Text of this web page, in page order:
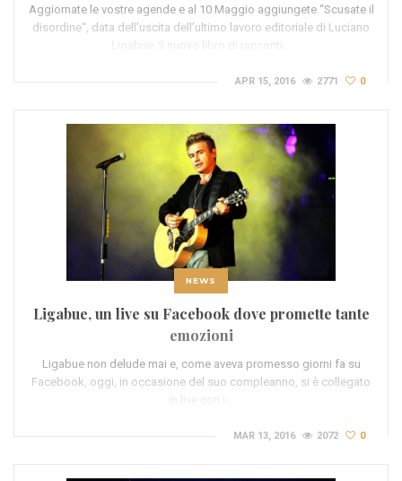
Aggiornate le vostre agende e al 10 Maggio aggiungete “Scusate il
disordine“, data dell’uscita dell’ultimo lavoro editoriale di Luciano
Ligabue. Il nuovo libro di racconti…
APR 15, 2016 2771 0
NEWS
Ligabue, un live su Facebook dove promette tante
emozioni
Ligabue non delude mai e, come aveva promesso giorni fa su
Facebook, oggi, in occasione del suo compleanno, si è collegato
MAR 13, 2016 2072 0